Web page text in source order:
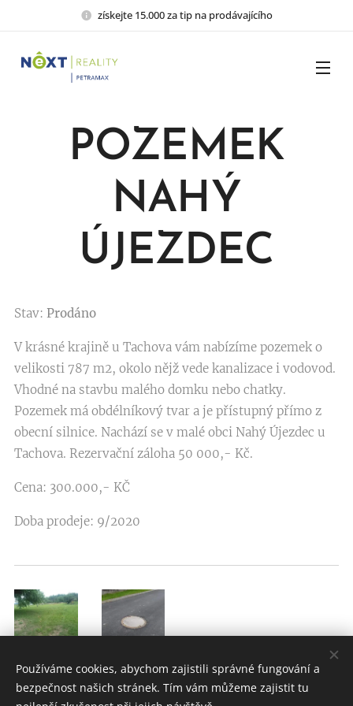
získejte 15.000 za tip na prodávajícího
POZEMEK
NAHÝ
ÚJEZDEC
Stav: Prodáno
V krásné krajině u Tachova vám nabízíme pozemek o
velikosti 787 m2, okolo nějž vede kanalizace i vodovod.
Vhodné na stavbu malého domku nebo chatky.
Pozemek má obdélníkový tvar a je přístupný přímo z
obecní silnice. Nachází se v malé obci Nahý Újezdec u
Tachova. Rezervační záloha 50 000,- Kč.
Cena: 300.000,- KČ
Doba prodeje: 9/2020
Používáme cookies, abychom zajistili správné fungování a
bezpečnost našich stránek. Tím vám můžeme zajistit tu